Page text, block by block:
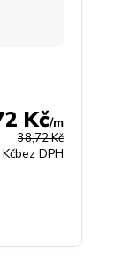
38,72 Kč
Kč/m
bez DPH